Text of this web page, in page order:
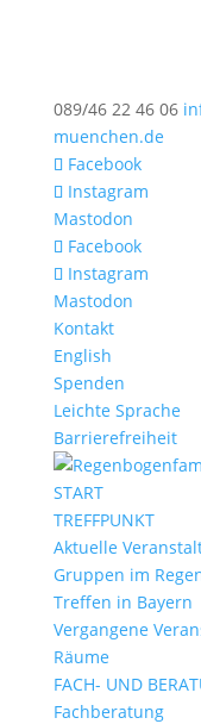
089/46 22 46 06
muenchen.de
Facebook
Instagram
Mastodon
Facebook
Instagram
Mastodon
Kontakt
English
Spenden
Leichte Sprache
Barrierefreiheit
START
TREFFPUNKT
Aktuelle
Gruppen im
Treffen in Bayern
Vergangene
Räume
FACH- UND
Fachberatung